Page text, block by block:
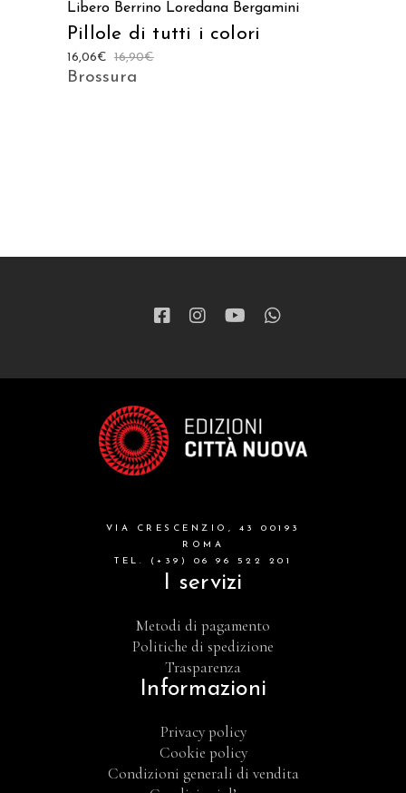
Libero Berrino Loredana Bergamini
Pillole di tutti i colori
16,90€
16,06€
Brossura
VIA CRESCENZIO, 43 00193
ROMA
TEL. (+39) 06 96 522 201
I servizi
Metodi di pagamento
Politiche di spedizione
Trasparenza
Informazioni
Privacy policy
Cookie policy
Condizioni generali di vendita